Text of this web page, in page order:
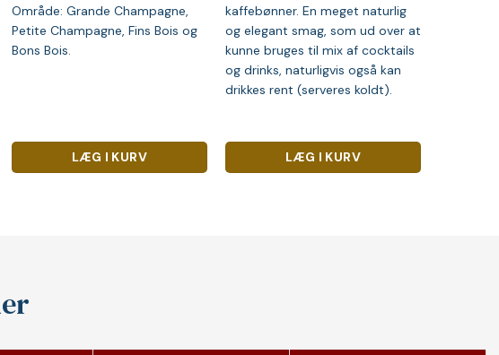
Område: Grande Champagne,
Petite Champagne, Fins Bois og
Bons Bois.
LÆG I KURV
kaffebønner. En meget naturlig
og elegant smag, som ud over at
kunne bruges til mix af cocktails
og drinks, naturligvis også kan
drikkes rent (serveres koldt).
LÆG I KURV